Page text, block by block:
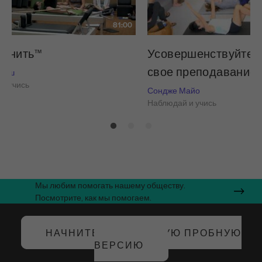
81:00
нить™
учись
Усовершенствуйте
свое преподавание
Сондже Майо
Наблюдай и учись
Мы любим помогать нашему обществу.
Посмотрите, как мы помогаем.
НАЧНИТЕ БЕСПЛАТНУЮ ПРОБНУЮ
ВЕРСИЮ